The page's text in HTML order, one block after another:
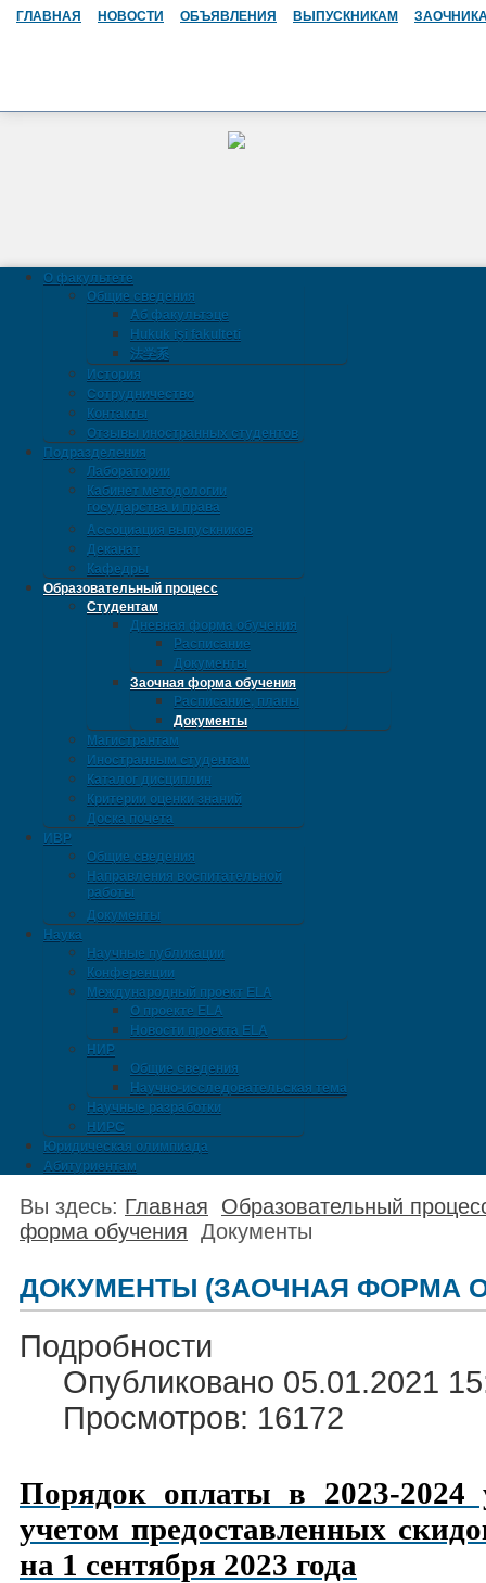
ГЛАВНАЯ НОВОСТИ ОБЪЯВЛЕНИЯ ВЫПУСКНИКАМ
О факультете
Общие сведения
Аб факультэце
Hukuk işi fakulteti
法学系
История
Сотрудничество
Контакты
Отзывы иностранных студентов
Подразделения
Лаборатории
Кабинет методологии
государства и права
Ассоциация выпускников
Деканат
Кафедры
Образовательный процесс
Студентам
Дневная форма обучения
Расписание
Документы
Заочная форма обучения
Расписание, планы
Документы
Магистрантам
Иностранным студентам
Каталог дисциплин
Критерии оценки знаний
Доска почета
ИВР
Общие сведения
Направления воспитательной
работы
Документы
Наука
Научные публикации
Конференции
Международный проект ELA
О проекте ELA
Новости проекта ELA
НИР
Общие сведения
Научно-исследовательская тема
Научные разработки
НИРС
Юридическая олимпиада
Абитуриентам
Вы здесь: Главная
Образовательный
форма обучения Документы
ДОКУМЕНТЫ (ЗАОЧНАЯ ФОРМА
Подробности
Опубликовано 05.01.2021
Просмотров: 16172
Порядок оплаты в 2023-2024
учетом предоставленных
на 1 сентября 2023 года